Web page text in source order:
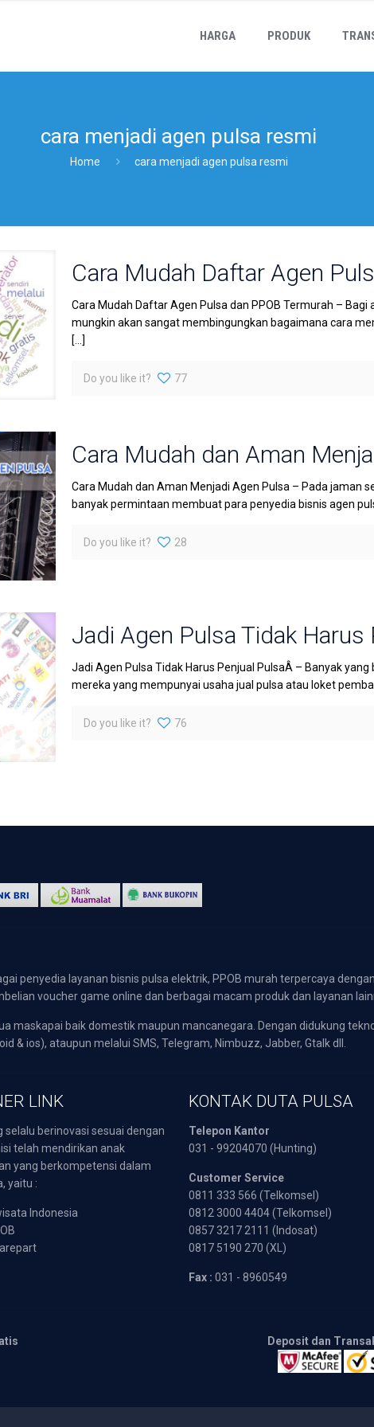
HARGA PRODUK
cara menjadi agen pulsa resmi
Home cara menjadi agen pulsa resmi
Cara Mudah Daftar Agen
Cara Mudah Daftar Agen Pulsa dan PPOB Termurah –
mungkin akan sangat membingungkan bagaimana cara
[…]
Do you like it? 77
Cara Mudah dan Aman
Cara Mudah dan Aman Menjadi Agen Pulsa – Pada jaman
banyak permintaan membuat para penyedia bisnis agen
Do you like it? 28
Jadi Agen Pulsa Tidak Harus
Jadi Agen Pulsa Tidak Harus Penjual PulsaÂ – Banyak
mereka yang mempunyai usaha jual pulsa atau loket
Do you like it? 76
penyedia layanan bisnis pulsa elektrik, PPOB murah terpercaya
voucher game online dan berbagai macam produk dan layanan
maskapai baik domestik maupun mancanegara. Dengan didukung
& ios), ataupun melalui SMS, Telegram, Nimbuzz, Jabber, Gtalk dll.
LINK
selalu berinovasi sesuai dengan
telah mendirikan anak
yang berkompetensi dalam
yaitu :
Indonesia
KONTAK DUTA PULSA
Telepon Kantor
031 - 99204070 (Hunting)
Customer Service
0811 333 566 (Telkomsel)
0812 3000 4404 (Telkomsel)
0857 3217 2111 (Indosat)
0817 5190 270 (XL)
Fax : 031 - 8960549
Deposit dan